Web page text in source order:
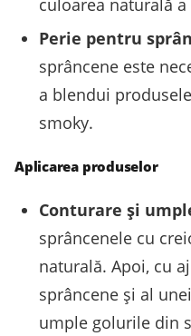
culoarea naturală
Perie pentru
sprâncene este
a blendui
smoky.
Aplicarea produselor
Conturare și
sprâncenele cu
naturală. Apoi, cu
sprâncene și al
umple golurile din